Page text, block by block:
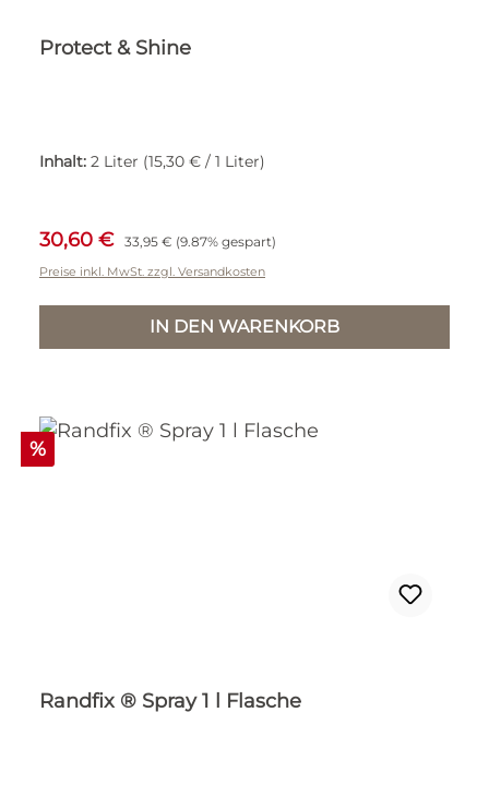
Protect & Shine
Inhalt: 2 Liter (15,30 € / 1 Liter)
Verkaufspreis:
30,60 € Regulärer Preis:
33,95 € (9.87% gespart)
Preise inkl. MwSt. zzgl. Versandkosten
IN DEN WARENKORB
Rabatt
%
Randfix ® Spray 1 l Flasche